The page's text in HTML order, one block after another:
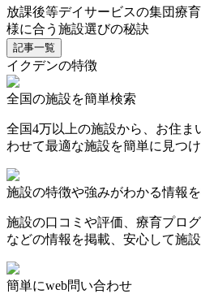
放課後等デイサービスの集団療
様に合う施設選びの秘訣
記事一覧
イクデンの特徴
全国の施設を簡単検索
全国4万以上の施設から、お住ま
わせて最適な施設を簡単に見つ
施設の特徴や強みがわかる情報
施設の口コミや評価、療育プロ
などの情報を掲載、安心して施
簡単にweb問い合わせ